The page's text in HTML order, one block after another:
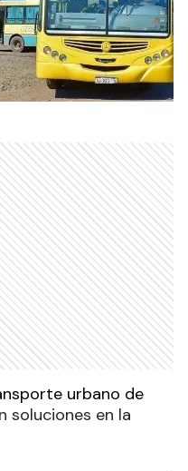
urbano de
soluciones en la